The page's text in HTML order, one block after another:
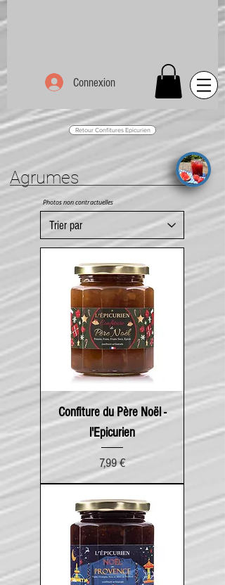
Connexion
Retour Confitures Epicurien
Agrumes
Confiture du Père Noël -
l'Epicurien
Prix
7,99 €
Photos non contractuelles